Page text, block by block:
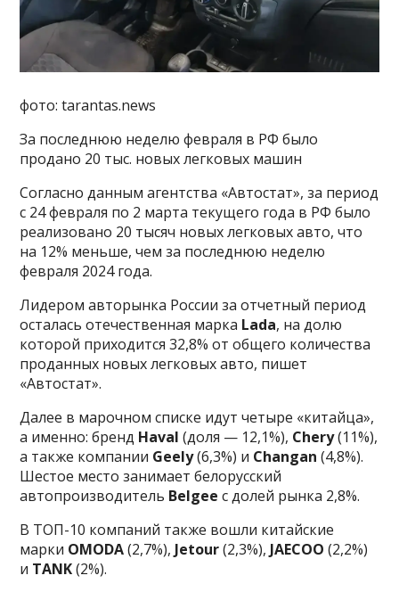
фото: tarantas.news
За последнюю неделю февраля в РФ было
продано 20 тыс. новых легковых машин
Согласно данным агентства «Автостат», за период
с 24 февраля по 2 марта текущего года в РФ было
реализовано 20 тысяч новых легковых авто, что
на 12% меньше, чем за последнюю неделю
февраля 2024 года.
Лидером авторынка России за отчетный период
осталась отечественная марка Lada, на долю
которой приходится 32,8% от общего количества
проданных новых легковых авто, пишет
«Автостат».
Далее в марочном списке идут четыре «китайца»,
а именно: бренд Haval (доля — 12,1%), Chery(11%),
а также компании Geely(6,3%) и Changan (4,8%).
Шестое место занимает белорусский
автопроизводитель Belgee с долей рынка 2,8%.
В ТОП-10 компаний также вошли китайские
марки OMODA(2,7%), Jetour(2,3%), JAECOO(2,2%)
и TANK(2%).